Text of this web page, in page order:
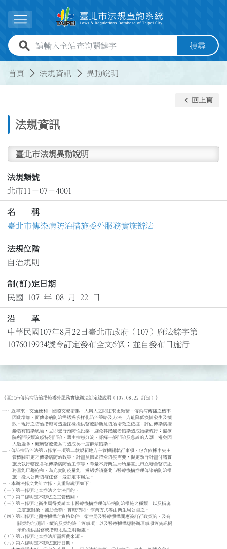
展開選單
全站查詢關鍵字欄位 搜尋
首頁 法規資訊 異動說明
法規資訊
keyboard_arrow_left 回上頁
臺北市法規異動說明
法規類號
北市11－07－4001
名 稱
臺北市傳染病防治措施委外服務實施辦法
法規位階
自治規則
制(訂)定日期
民國 107 年 08 月 22 日
沿 革
中華民國107年8月22日臺北市政府（107）府法綜字第
1076019934號令訂定發布全文6條；並自發布日施行
《臺北市傳染病防治措施委外服務實施辦法訂定總說明（107.08.22 訂定）》
一、近年來，交通便利，國際交流密集，人與人之間往來更頻繁，傳染病傳播之機率
二、傳染病防治法第五條第一項第二款規範地方主管機關執行事項，包含依據中央主
三、本辦法條文共計六條，其重點說明如下：
（一）第一條明定本辦法之立法目的。
（二）第二條明定本辦法之主管機關。
（三）第三條明定衛生局得委請本市醫療機構辦理傳染病防治措施之種類，以及措施
（四）第四條明定醫療機構之資格條件，衛生局及醫療機構間應簽訂行政契約，及有
（五）第五條明定本辦法所需經費來源。
（六）第六條明定本辦法施行日期。